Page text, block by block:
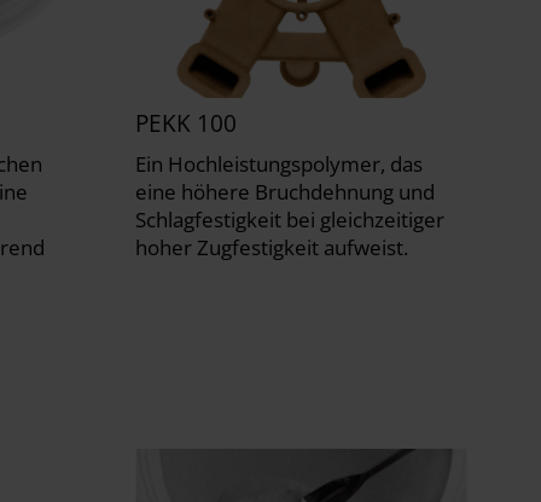
PEKK 100
Ein Hochleistungspolymer, das
eine höhere Bruchdehnung und
Schlagfestigkeit bei gleichzeitiger
hoher Zugfestigkeit aufweist.